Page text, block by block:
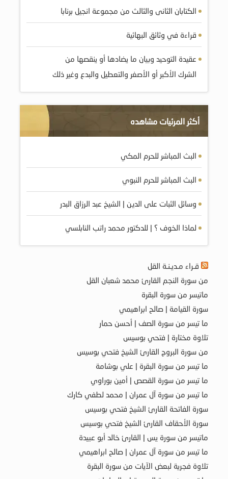
الكتابان الثانى والثالث من مجموعة انجيل برنابا
قراءة في وثائق البهائية
عقيدة التوحيد وبيان ما يضادها أو ينقصها من
الشرك الأكبر أو الأصغر والتعطيل والبدع وغير ذلك
أكثر المرئيات مشاهده
البث المباشر للحرم المكي
البث المباشر للحرم النبوي
وسائل الثبات على الدين | الشيخ عبد الرزاق البدر
لماذا الخوف ؟ | للدكتور محمد راتب النابلسي
قـراء مـديـنـة القل
من سورة النجم القارئ محمد شعبان القل
ماتيسر من سورة البقرة
سورة القيامة | صالح ابراهيمي
ما تيسر من سورة الصف | أحسن حمار
تلاوة مختارة | فتحي بوسيس
من سورة البروج القارئ الشيخ فتحي بوسيس
ما تيسر من سورة البقرة | علي بوشامة
ما تيسر من سورة القصص | أمين بوراوي
ما تيسر من سورة آل عمران | محمد لطفي كارك
سورة الفاتحة القارئ الشيخ فتحي بوسيس
سورة الأحقاف القارئ الشيخ فتحي بوسيس
ماتيسر من سورة يس | القارئ خالد أبو عبيدة
ما تيسر من سورة آل عمران | صالح ابراهيمي
تلاوة فجرية لبعض الآيات من سورة البقرة